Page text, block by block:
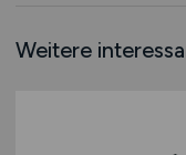
Schweiz
Weitere